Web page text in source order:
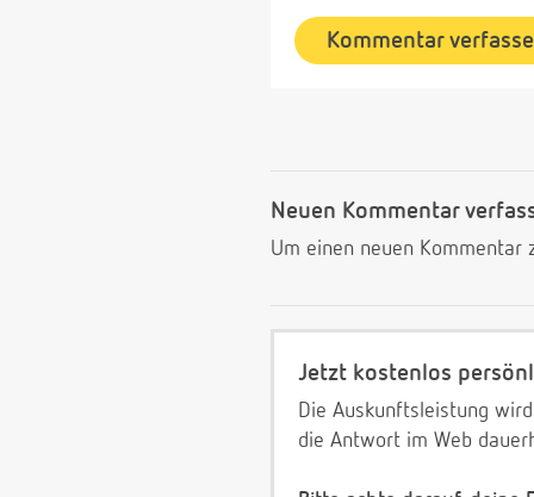
Kommentar
Neuen Kommentar
Um einen neuen
Jetzt kostenlos
Die Auskunftsleistung
die Antwort im Web